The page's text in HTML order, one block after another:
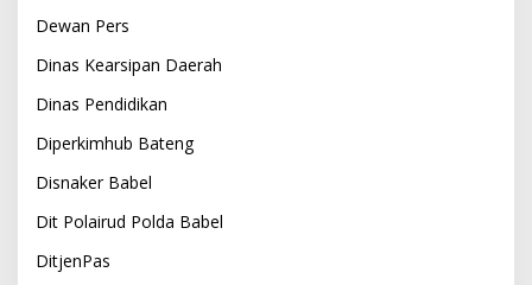
Dewan Pers
Dinas Kearsipan Daerah
Dinas Pendidikan
Diperkimhub Bateng
Disnaker Babel
Dit Polairud Polda Babel
DitjenPas